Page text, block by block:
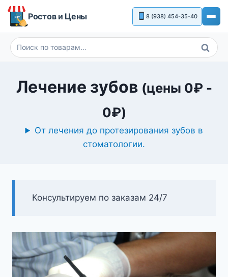
Перейти
Ростов и Цены 8 (938) 454-35-40
Искать:
Поиск
Лечение зубов (цены 0₽ -
0₽)
От лечения до протезирования зубов в
стоматологии.
Консультируем по заказам 24/7